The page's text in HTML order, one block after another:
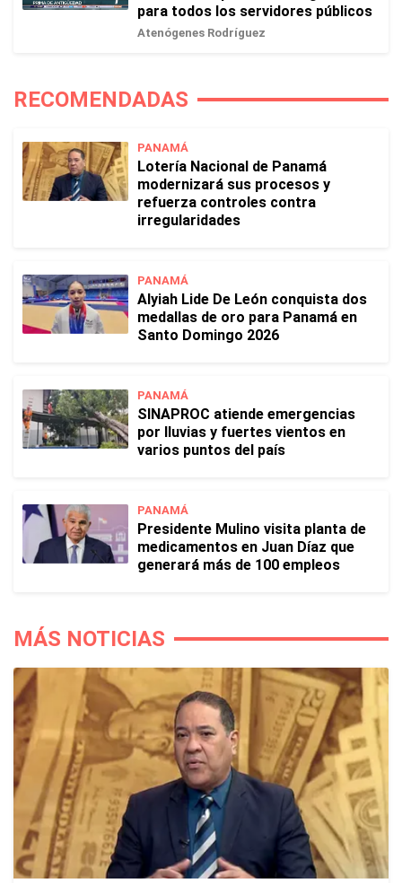
para todos los servidores públicos
Atenógenes Rodríguez
RECOMENDADAS
PANAMÁ
Lotería Nacional de Panamá
modernizará sus procesos y
refuerza controles contra
irregularidades
PANAMÁ
Alyiah Lide De León conquista dos
medallas de oro para Panamá en
Santo Domingo 2026
PANAMÁ
SINAPROC atiende emergencias
por lluvias y fuertes vientos en
varios puntos del país
PANAMÁ
Presidente Mulino visita planta de
medicamentos en Juan Díaz que
generará más de 100 empleos
MÁS NOTICIAS